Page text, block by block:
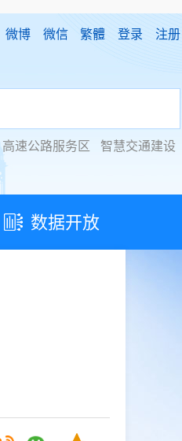
微博 微信 繁體 登录 注册
高速公路服务区 智慧交通建设
数据开放